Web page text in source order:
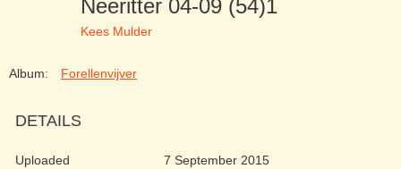
Neeritter 04-09 (54)1
Kees Mulder
Album: Forellenvijver
DETAILS
Uploaded 7 September 2015